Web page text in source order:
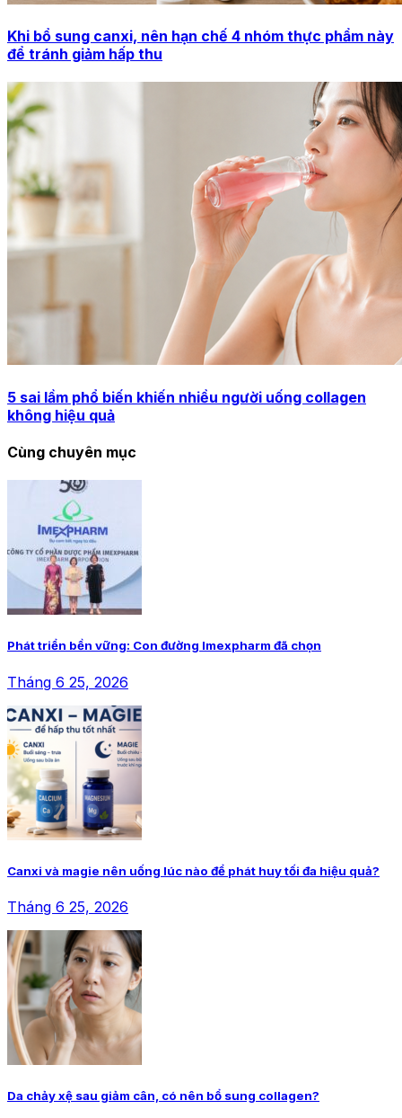
Khi bổ sung canxi, nên hạn chế 4 nhóm thực phẩm này
để tránh giảm hấp thu
5 sai lầm phổ biến khiến nhiều người uống collagen
không hiệu quả
Cùng chuyên mục
Phát triển bền vững: Con đường Imexpharm đã chọn
Tháng 6 25, 2026
Canxi và magie nên uống lúc nào để phát huy tối đa hiệu quả?
Tháng 6 25, 2026
Da chảy xệ sau giảm cân, có nên bổ sung collagen?